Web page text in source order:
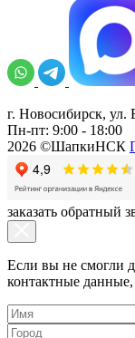
г. Новосибирск, ул.
Пн-пт: 9:00 - 18:00
2026 ©ШапкиНСК
заказать обратный
Если вы не смогли
контактные